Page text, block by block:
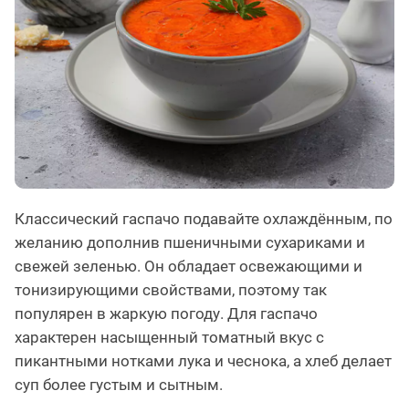
Классический гаспачо подавайте охлаждённым, по
желанию дополнив пшеничными сухариками и
свежей зеленью. Он обладает освежающими и
тонизирующими свойствами, поэтому так
популярен в жаркую погоду. Для гаспачо
характерен насыщенный томатный вкус с
пикантными нотками лука и чеснока, а хлеб делает
суп более густым и сытным.